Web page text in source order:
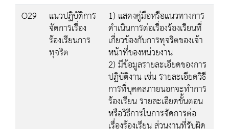
O29
แนวปฏิบัติการ
จัดการเรื่อง
ร้องเรียนการ
ทุจริต
1) แสดงคู่มือหรือแนวทางการ
ดำเนินการต่อเรื่องร้องเรียนที่
เกี่ยวข้องกับการทุจริตของเจ้า
หน้าที่ของหน่วยงาน
2) มีข้อมูลรายละเอียดของการ
ปฏิบัติงาน เช่น รายละเอียดวิธี
การที่บุคคลภายนอกจะทำการ
ร้องเรียน รายละเอียดขั้นตอน
หรือวิธีการในการจัดการต่อ